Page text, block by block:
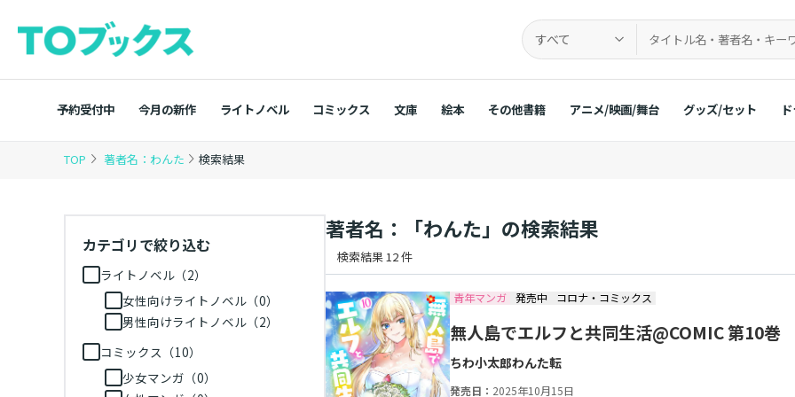
すべて
予約受付中 今月の新作 ライトノベル コミックス 文庫 絵本 その他書籍 アニメ/映画/舞台 グッズ/セット
TOP 著者名：わんた 検索結果
カテゴリで絞り込む
ライトノベル（2）
女性向けライトノベル（0）
男性向けライトノベル（2）
コミックス（10）
少女マンガ（0）
著者名：「わんた」の検索結果
検索結果 12 件
青年マンガ 発売中 コロナ・コミックス
無人島でエルフと共同生活@COMIC 第10巻
ちわ小太郎わんた転
発売日： 2025年10月15日